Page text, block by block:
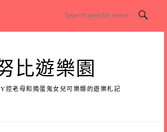
比遊樂園
控老母和搗蛋鬼女兒可樂娜的遊樂札記